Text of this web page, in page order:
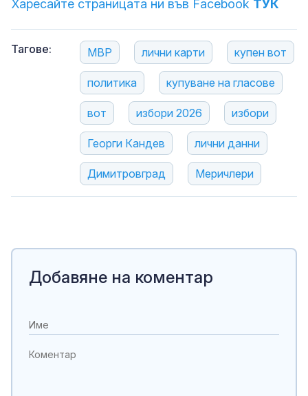
Харесайте страницата ни във Facebook ТУК
Тагове: МВР лични карти купен вот
политика купуване на гласове
вот избори 2026 избори
Георги Кандев лични данни
Димитровград Меричлери
Добавяне на коментар